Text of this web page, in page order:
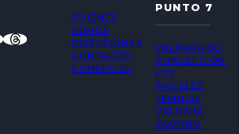
QUIÉNES
SOMOS
DIRECCIONES
CONTACTO
COMERCIAL
PUNTO 7
VALPARAÍSO
CONCEPCIÓN
LOS
ÁNGELES
TEMUCO
VALDIVIA
OSORNO